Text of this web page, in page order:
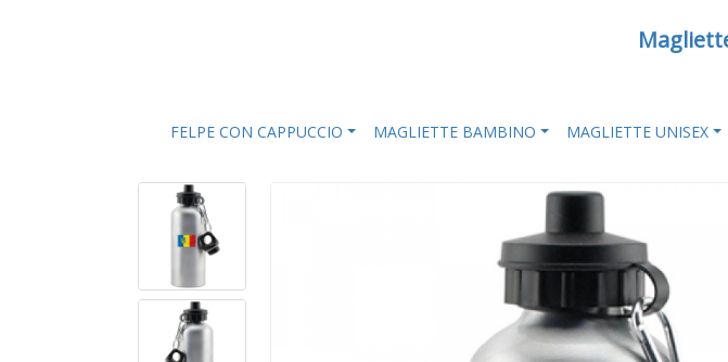
FELPE CON CAPPUCCIO MAGLIETTE BAMBINO MAGLIETTE UNISEX